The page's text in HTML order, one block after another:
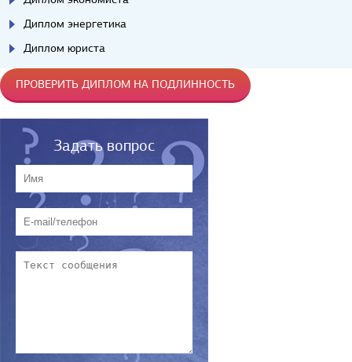
Диплом энергетика
Диплом юриста
ПРОВЕРИТЬ ДИПЛОМ НА ПОДЛИННОСТЬ
Задать вопрос